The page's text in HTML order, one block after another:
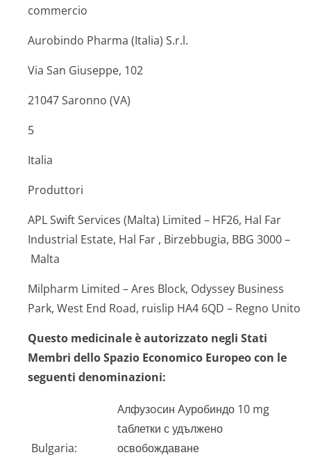
commercio
Aurobindo Pharma (Italia) S.r.l.
Via San Giuseppe, 102
21047 Saronno (VA)
5
Italia
Produttori
APL Swift Services (Malta) Limited – HF26, Hal Far
Industrial Estate, Hal Far , Birzebbugia, BBG 3000 –
Malta
Milpharm Limited – Ares Block, Odyssey Business
Park, West End Road, ruislip HA4 6QD – Regno Unito
Questo medicinale è autorizzato negli Stati
Membri dello Spazio Economico Europeo con le
seguenti denominazioni:
Bulgaria:
Aлфузoсин Ауробиндо 10 mg
tаблетки с удължено
освобождаване